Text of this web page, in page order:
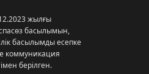
жылғы
басылымын,
басылымды есепке
коммуникация
берілген.